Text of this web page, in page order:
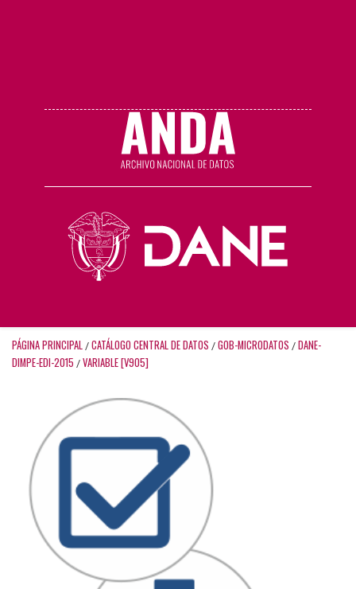
PÁGINA PRINCIPAL / CATÁLOGO CENTRAL DE DATOS / GOB-MICRODATOS / DANE-
DIMPE-EDI-2015 / VARIABLE [V905]